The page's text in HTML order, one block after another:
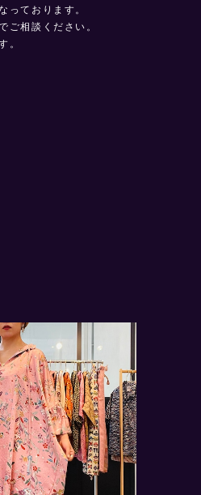
っております。
ご相談ください。
。